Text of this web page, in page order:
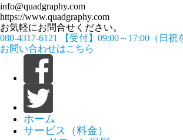
info@quadgraphy.com
https://www.quadgraphy.com
お気軽にお問合せください。
080-4317-6121
【受付】09:00～17:00（日祝
お問い合わせはこちら
ホーム
サービス（料金）